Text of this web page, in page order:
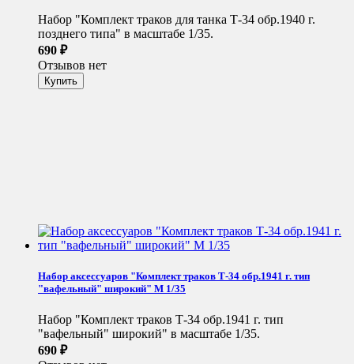
Набор "Комплект траков для танка Т-34 обр.1940 г.
позднего типа" в масштабе 1/35.
690 ₽
Отзывов нет
Набор аксессуаров "Комплект траков Т-34 обр.1941 г. тип
"вафельный" широкий" М 1/35
Набор "Комплект траков Т-34 обр.1941 г. тип
"вафельный" широкий" в масштабе 1/35.
690 ₽